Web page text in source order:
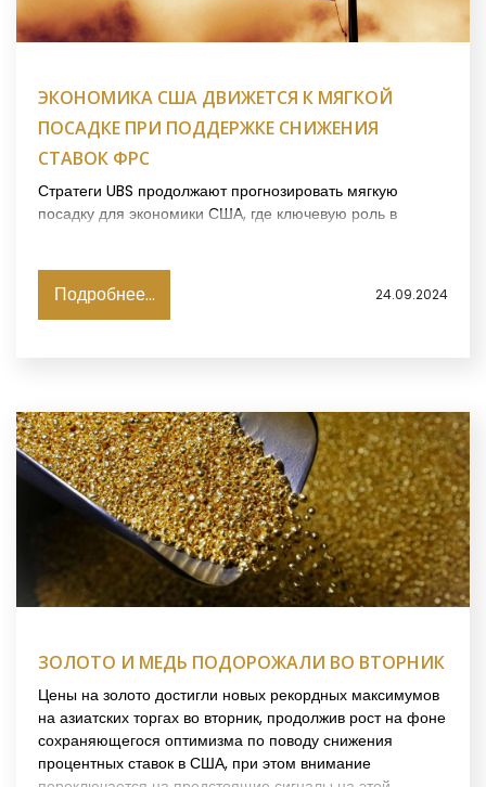
ЭКОНОМИКА США ДВИЖЕТСЯ К МЯГКОЙ
ПОСАДКЕ ПРИ ПОДДЕРЖКЕ СНИЖЕНИЯ
СТАВОК ФРС
Стратеги UBS продолжают прогнозировать мягкую
посадку для экономики США, где ключевую роль в
Подробнее... 24.09.2024
ЗОЛОТО И МЕДЬ ПОДОРОЖАЛИ ВО ВТОРНИК
Цены на золото достигли новых рекордных максимумов
на азиатских торгах во вторник, продолжив рост на фоне
сохраняющегося оптимизма по поводу снижения
процентных ставок в США, при этом внимание